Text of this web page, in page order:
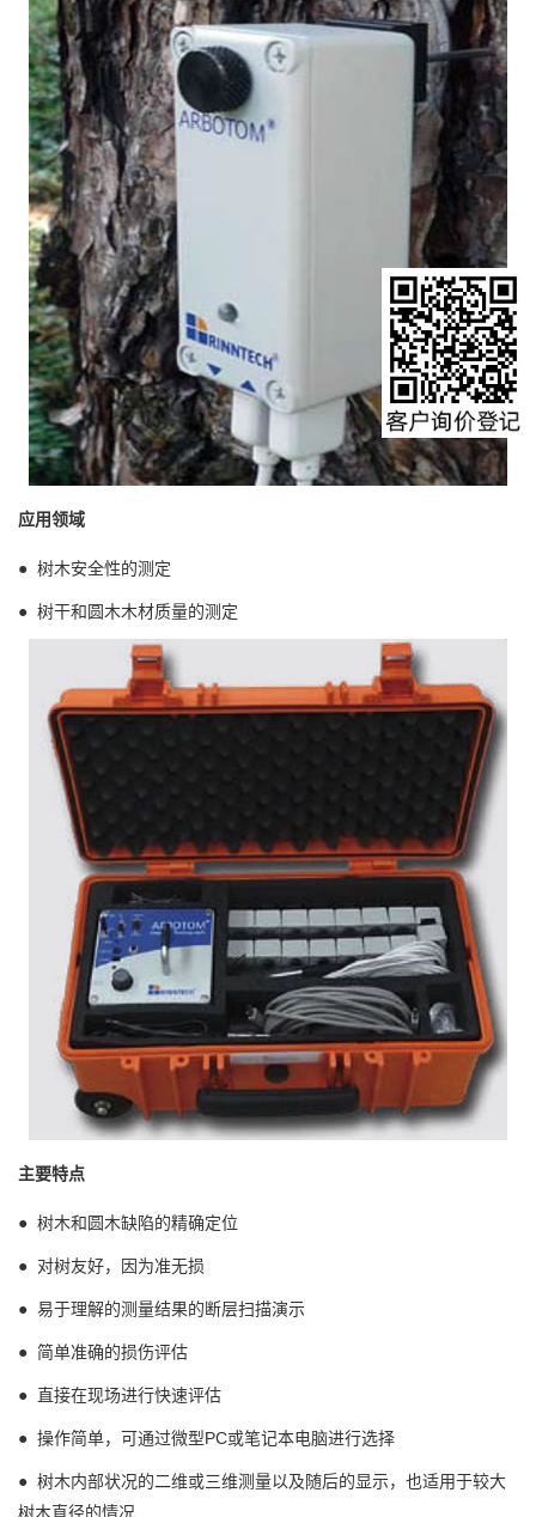
应用领域
● 树木安全性的测定
● 树干和圆木木材质量的测定
主要特点
● 树木和圆木缺陷的精确定位
● 对树友好，因为准无损
● 易于理解的测量结果的断层扫描演示
● 简单准确的损伤评估
● 直接在现场进行快速评估
● 操作简单，可通过微型PC或笔记本电脑进行选择
● 树木内部状况的二维或三维测量以及随后的显示，也适用于较大
树木直径的情况